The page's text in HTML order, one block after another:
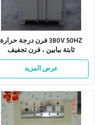
380V 50HZ فرن درجة حرارة
ثابتة ببابين ، فرن تجفيف
W1300Mm
عرض المزيد